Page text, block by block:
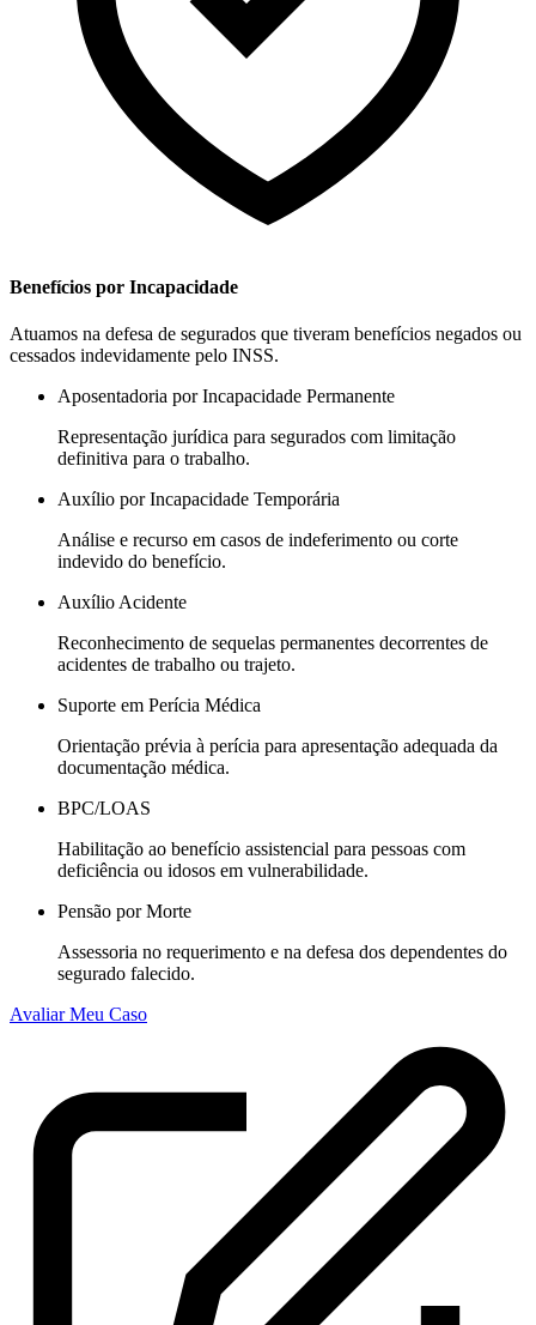
Benefícios por Incapacidade
Atuamos na defesa de segurados que tiveram benefícios negados ou
cessados indevidamente pelo INSS.
Aposentadoria por Incapacidade Permanente
Representação jurídica para segurados com limitação
definitiva para o trabalho.
Auxílio por Incapacidade Temporária
Análise e recurso em casos de indeferimento ou corte
indevido do benefício.
Auxílio Acidente
Reconhecimento de sequelas permanentes decorrentes de
acidentes de trabalho ou trajeto.
Suporte em Perícia Médica
Orientação prévia à perícia para apresentação adequada da
documentação médica.
BPC/LOAS
Habilitação ao benefício assistencial para pessoas com
deficiência ou idosos em vulnerabilidade.
Pensão por Morte
Assessoria no requerimento e na defesa dos dependentes do
segurado falecido.
Avaliar Meu Caso